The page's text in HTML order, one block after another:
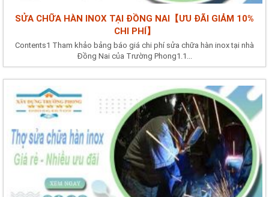
SỬA CHỮA HÀN INOX TẠI ĐỒNG NAI【ƯU ĐÃI GIẢM 10%
CHI PHÍ】
Contents1 Tham khảo bảng báo giá chi phí sửa chữa hàn inox tại nhà
Đồng Nai của Trường Phong1.1...